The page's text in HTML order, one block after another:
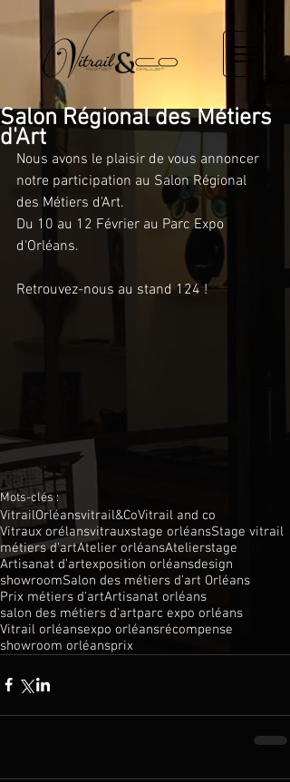
Salon Régional des Métiers
d'Art
Nous avons le plaisir de vous annoncer
notre participation au Salon Régional
des Métiers d'Art.
Du 10 au 12 Février au Parc Expo
d'Orléans.
Retrouvez-nous au stand 124 !
Mots-clés :
VitrailOrléansvitrail&CoVitrail and co
Vitraux orélansvitrauxstage orléansStage vitrail
métiers d'artAtelier orléansAtelierstage
Artisanat d'artexposition orléansdesign
showroomSalon des métiers d'art Orléans
Prix métiers d'artArtisanat orléans
salon des métiers d'artparc expo orléans
Vitrail orléansexpo orléansrécompense
showroom orléansprix